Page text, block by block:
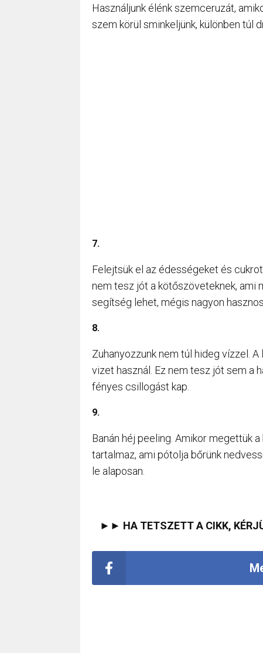
Használjunk élénk szemceruzát,
szem körül sminkeljünk, különben túl
7.
Felejtsük el az édességeket és
nem tesz jót a kötőszöveteknek, ami
segítség lehet, mégis nagyon hasznos.
8.
Zuhanyozzunk nem túl hideg vízzel.
vizet használ. Ez nem tesz jót sem a
fényes csillogást kap.
9.
Banán héj peeling. Amikor megettük
tartalmaz, ami pótolja bőrünk
le alaposan.
►► HA TETSZETT A CIKK,